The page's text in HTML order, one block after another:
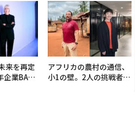
来を再定
業BAT
アフリカの農村の通信、
小1の壁。2人の挑戦者が